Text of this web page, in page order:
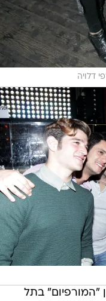
דלויה
"המורפיום" בתל